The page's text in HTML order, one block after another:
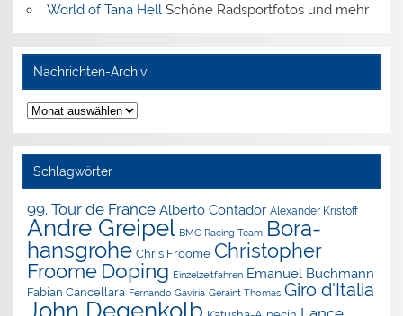
World of Tana Hell Schöne Radsportfotos und mehr
Nachrichten-Archiv
Nachrichten-
Archiv
Schlagwörter
99. Tour de France Alberto Contador Alexander Kristoff
Andre Greipel BMC Racing Team Bora-
hansgrohe Chris Froome Christopher
Froome Doping Einzelzeitfahren Emanuel Buchmann
Fabian Cancellara Fernando Gaviria Geraint Thomas Giro d'Italia
John Degenkolb